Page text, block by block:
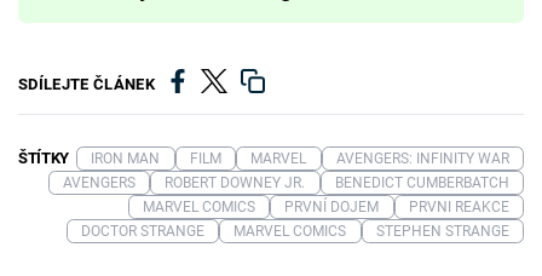
SDÍLEJTE ČLÁNEK
ŠTÍTKY IRON MAN FILM MARVEL
AVENGERS: INFINITY WAR
AVENGERS
ROBERT DOWNEY JR.
BENEDICT CUMBERBATCH
MARVEL COMICS
PRVNÍ DOJEM
PRVNI REAKCE
DOCTOR STRANGE
MARVEL COMICS STEPHEN STRANGE